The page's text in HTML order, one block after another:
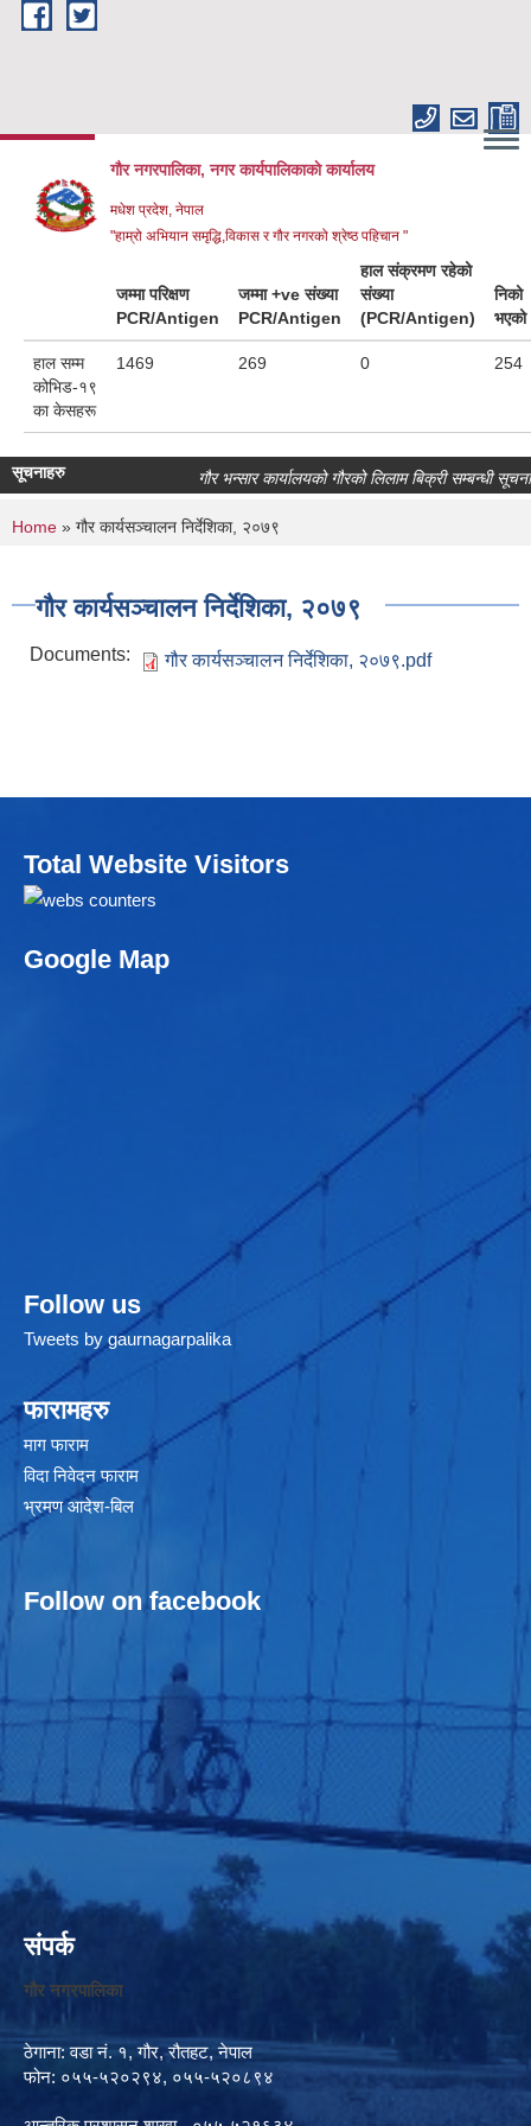
Skip to main content
गौर नगरपालिका, नगर कार्यपालिकाकाे कार्यालय
मधेश प्रदेश, नेपाल
"हाम्रो अभियान समृद्धि,विकास र गौर नगरको श्रेष्ठ पहिचान "
जम्मा परिक्षण
PCR/Antigen
जम्मा +ve संख्या
PCR/Antigen
हाल संक्रमण रहेको
संख्या
(PCR/Antigen)
निको
भएको
हाल सम्म
कोभिड-१९
का केसहरू
1469 269 0 254
सूचनाहरु गौर भन्सार कार्यालयको गौरको लिलाम बिक्री सम्बन्धी सूचना।
You are here
Home » गौर कार्यसञ्‍चालन निर्देशिका, २०७९
गौर कार्यसञ्‍चालन निर्देशिका, २०७९
Documents: गौर कार्यसञ्‍चालन निर्देशिका, २०७९.pdf
Total Website Visitors
Google Map
Follow us
Tweets by gaurnagarpalika
फारामहरु
माग फाराम
विदा निवेदन फाराम
भ्रमण आदेश-बिल
Follow on facebook
संपर्क
गौर नगरपालिका
ठेगाना: वडा नं. १, गौर, रौतहट, नेपाल
फोन: ०५५-५२०२९४, ०५५-५२०८९४